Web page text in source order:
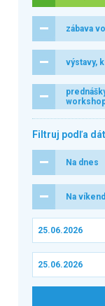
zábava
výstavy,
Filtruj podľa
Na dnes
Na víkend